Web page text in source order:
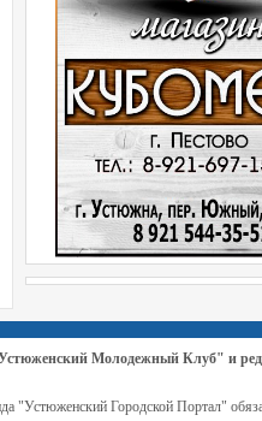
"Устюженский Молодежный Клуб" и
"Устюженский Городской Портал"